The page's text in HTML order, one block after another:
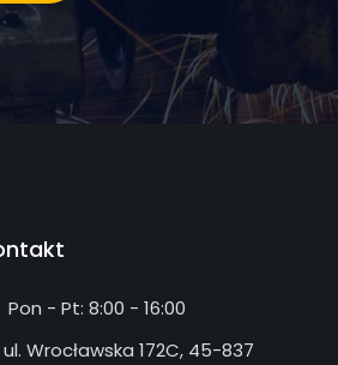
Pon - Pt: 8:00 - 16:00
ul. Wrocławska 172C, 45-837